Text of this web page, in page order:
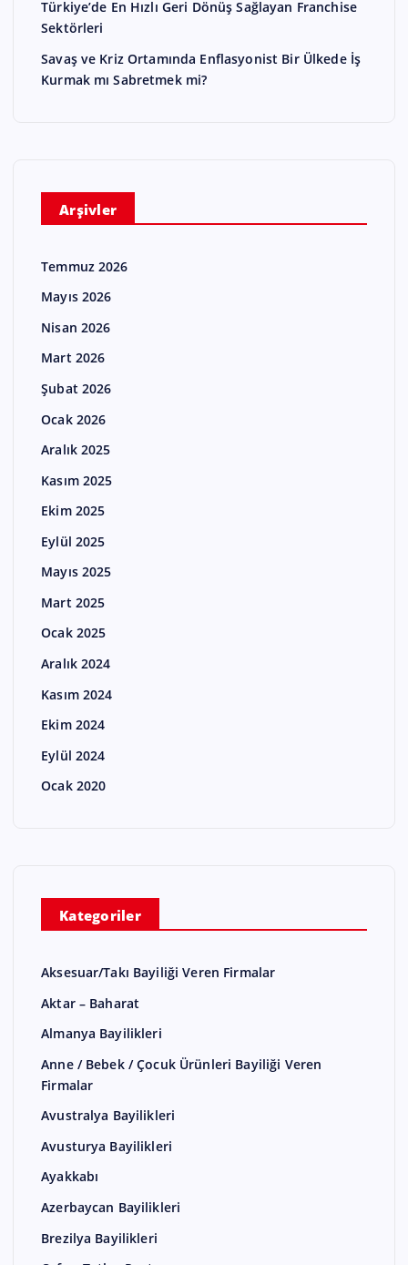
Türkiye’de En Hızlı Geri Dönüş Sağlayan Franchise
Sektörleri
Savaş ve Kriz Ortamında Enflasyonist Bir Ülkede İş
Kurmak mı Sabretmek mi?
Arşivler
Temmuz 2026
Mayıs 2026
Nisan 2026
Mart 2026
Şubat 2026
Ocak 2026
Aralık 2025
Kasım 2025
Ekim 2025
Eylül 2025
Mayıs 2025
Mart 2025
Ocak 2025
Aralık 2024
Kasım 2024
Ekim 2024
Eylül 2024
Ocak 2020
Kategoriler
Aksesuar/Takı Bayiliği Veren Firmalar
Aktar – Baharat
Almanya Bayilikleri
Anne / Bebek / Çocuk Ürünleri Bayiliği Veren
Firmalar
Avustralya Bayilikleri
Avusturya Bayilikleri
Ayakkabı
Azerbaycan Bayilikleri
Brezilya Bayilikleri